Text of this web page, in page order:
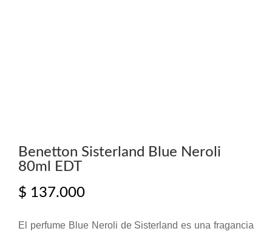
Benetton Sisterland Blue Neroli
80ml EDT
$ 137.000
El perfume Blue Neroli de Sisterland es una fragancia